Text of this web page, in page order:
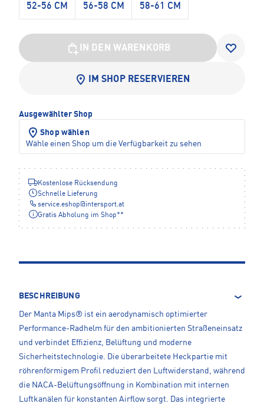
52-56 CM 56-58 CM 58-61 CM
IN DEN WARENKORB
IM SHOP RESERVIEREN
Ausgewählter Shop
Shop wählen
Wähle einen Shop um die Verfügbarkeit zu sehen
Kostenlose Rücksendung
Schnelle Lieferung
service.eshop@ intersport.at
Gratis Abholung im Shop**
BESCHREIBUNG
Der Manta Mips® ist ein aerodynamisch optimierter
Performance-Radhelm für den ambitionierten Straßeneinsatz
und verbindet Effizienz, Belüftung und moderne
Sicherheitstechnologie. Die überarbeitete Heckpartie mit
röhrenförmigem Profil reduziert den Luftwiderstand, während
die NACA-Belüftungsöffnung in Kombination mit internen
Luftkanälen für konstanten Airflow sorgt. Das integrierte